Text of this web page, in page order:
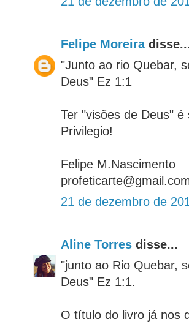
Felipe Moreira
"Junto ao rio Quebar,
Deus" Ez 1:1
Ter "visões de Deus"
Privilegio!
Felipe M.Nascimento
21 de dezembro de
Aline Torres disse...
"junto ao Rio Quebar,
Deus" Ez 1:1.
O título do livro já nos